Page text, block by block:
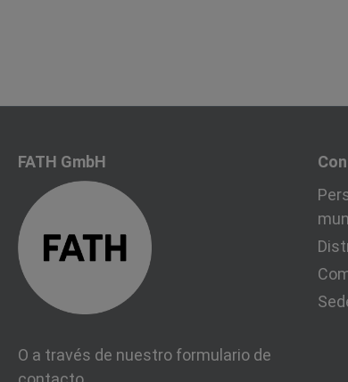
FATH GmbH
O a través de nuestro formulario de